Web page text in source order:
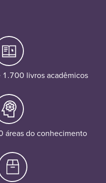
livros acadêmicos
áreas do conhecimento